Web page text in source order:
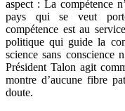
aspect : La compétence
pays qui se veut
compétence est au
politique qui guide la
science sans conscience
Président Talon agit
montre d’aucune fibre
doute.